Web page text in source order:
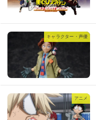
キャラクター・声優
アニメ